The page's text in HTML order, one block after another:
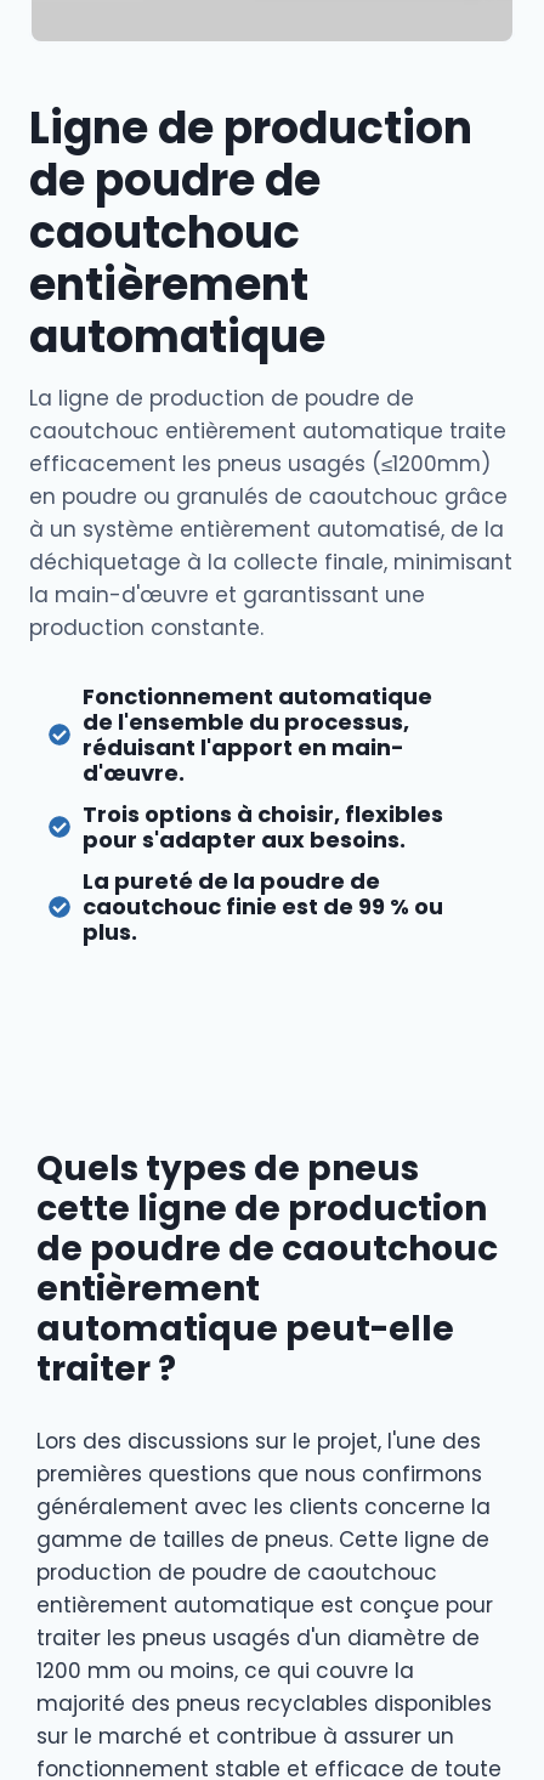
Ligne de production
de poudre de
caoutchouc
entièrement
automatique
La ligne de production de poudre de
caoutchouc entièrement automatique traite
efficacement les pneus usagés (≤1200mm)
en poudre ou granulés de caoutchouc grâce
à un système entièrement automatisé, de la
déchiquetage à la collecte finale, minimisant
la main-d'œuvre et garantissant une
production constante.
Fonctionnement automatique
de l'ensemble du processus,
réduisant l'apport en main-
d'œuvre.
Trois options à choisir, flexibles
pour s'adapter aux besoins.
La pureté de la poudre de
caoutchouc finie est de 99 % ou
plus.
Quels types de pneus
cette ligne de production
de poudre de caoutchouc
entièrement
automatique peut-elle
traiter ?
Lors des discussions sur le projet, l'une des
premières questions que nous confirmons
généralement avec les clients concerne la
gamme de tailles de pneus. Cette ligne de
production de poudre de caoutchouc
entièrement automatique est conçue pour
traiter les pneus usagés d'un diamètre de
1200 mm ou moins, ce qui couvre la
majorité des pneus recyclables disponibles
sur le marché et contribue à assurer un
fonctionnement stable et efficace de toute